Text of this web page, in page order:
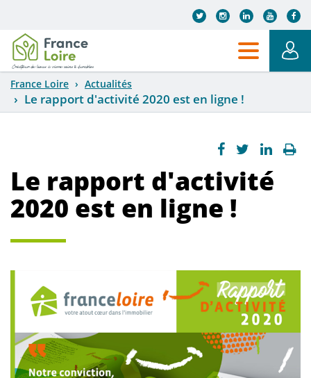
France Loire Actualités
Le rapport d'activité 2020 est en ligne !
Le rapport d'activité
2020 est en ligne !